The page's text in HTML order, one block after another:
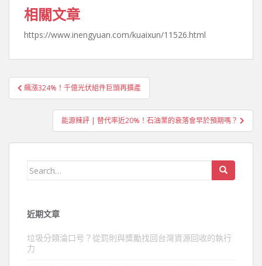
相關文章
https://www.inengyuan.com/kuaixun/11526.html
文
章
飆漲324%！千億光伏組件巨頭再擴產
能源辣評 | 替代率近20%！石油業的衰落會早於預期嗎？
Search
近期文章
垃圾分類淪口号？從罰則與獎勵找回台灣資源回收的執行
力